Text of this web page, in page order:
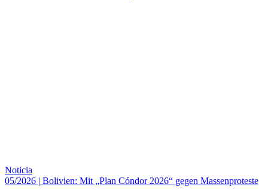
Noticia
05/2026 | Bolivien: Mit „Plan Cóndor 2026“ gegen Massenproteste